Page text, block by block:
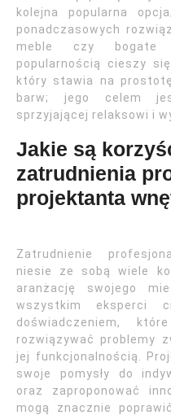
kolejna popularna
ponadczasowych
meble czy bogate
popularnością cieszy
który stawia na
barw; jego celem
sprzyjającej relaksowi i
Jakie są
zatrudnienia
projektanta
Zatrudnienie
niesie ze sobą wiele
aranżację swojego
wszystkim eksperci
doświadczeniem,
rozwiązywać problemy
jej funkcjonalnością.
swoje pomysły do
oraz zaproponować
mogą znacznie